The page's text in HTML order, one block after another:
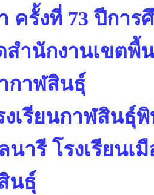
ครั้งที่ 73 ปีการ
สำนักงานเขตพื้
กาฬสินธุ์
เรียนกาฬสินธุ์พิ
นารี โรงเรียนเ
นธุ์